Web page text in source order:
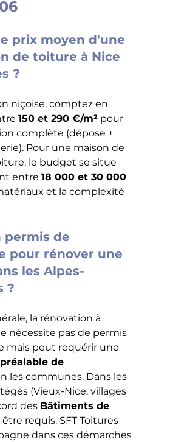
prix moyen d'une
de toiture à Nice
?
niçoise, comptez en
150 et 290 €/m² pour
complète (dépose +
Pour une maison de
le budget se situe
entre 18 000 et 30 000
et la complexité
permis de
pour rénover une
les Alpes-
?
la rénovation à
nécessite pas de permis
mais peut requérir une
de
les communes. Dans les
(Vieux-Nice, villages
des Bâtiments de
requis. SFT Toitures
dans ces démarches